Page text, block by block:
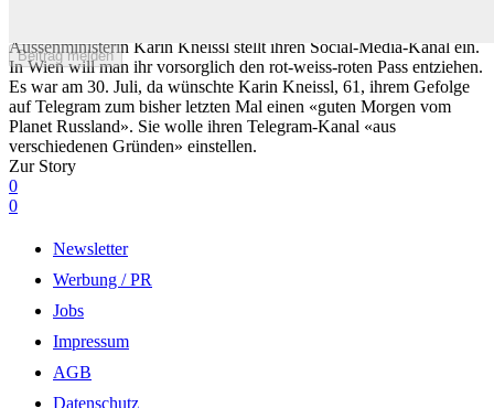
Beitrag melden
Aussenministerin Karin Kneissl stellt ihren Social-Media-Kanal ein.
In Wien will man ihr vorsorglich den rot-weiss-roten Pass entziehen.
Es war am 30. Juli, da wünschte Karin Kneissl, 61, ihrem Gefolge
auf Telegram zum bisher letzten Mal einen «guten Morgen vom
Planet Russland». Sie wolle ihren Telegram-Kanal «aus
verschiedenen Gründen» einstellen.
Zur Story
0
0
Newsletter
Werbung / PR
Jobs
Impressum
AGB
Datenschutz